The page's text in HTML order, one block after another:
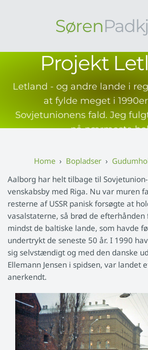
Søren
Projekt
Letland - og andre lande i
at fylde meget i
Sovjetunionens fald. Jeg
på nærmeste
Bopladser
Aalborg har helt tilbage til
venskabsby med Riga. Nu var muren
resterne af USSR panisk forsøgte at
vasalstaterne, så brød de
mindst de baltiske lande, som havde
undertrykt de seneste 50 år. I 1990
sig selvstændigt og med den danske
Ellemann Jensen i spidsen, var landet
anerkendt.